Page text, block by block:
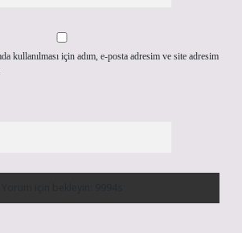
kullanılması için adım, e-posta adresim ve site adresim